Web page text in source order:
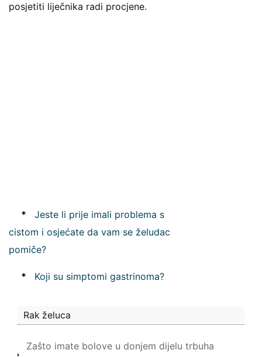
posjetiti liječnika radi procjene.
*
Jeste li prije imali problema s
cistom i osjećate da vam se želudac
pomiče?
* Koji su simptomi gastrinoma?
Rak želuca
Zašto imate bolove u donjem dijelu trbuha